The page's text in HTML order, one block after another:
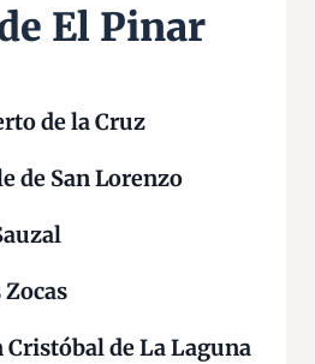
El Pinar
de la Cruz
de San Lorenzo
Cristóbal de La Laguna